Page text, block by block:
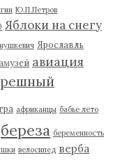
Ю.П.Петров
Яблоки на снегу
Ярославль
авиация
африканцы бабье лето
береза беременность
велосипед верба